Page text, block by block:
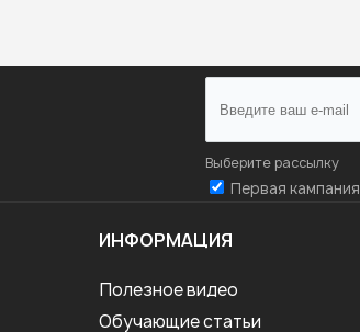
Выберите рассылку
Первая кампания
ИНФОРМАЦИЯ
Полезное видео
Обучающие статьи